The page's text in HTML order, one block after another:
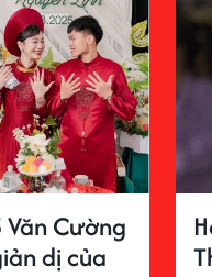
Cường
dị của